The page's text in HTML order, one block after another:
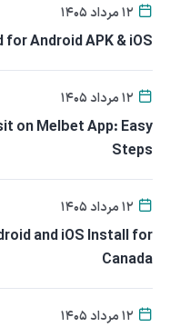
۱۲ مرداد ۱۴۰۵
Android APK & iOS
۱۲ مرداد ۱۴۰۵
on Melbet App: Easy
Steps
۱۲ مرداد ۱۴۰۵
and iOS Install for
Canada
۱۲ مرداد ۱۴۰۵